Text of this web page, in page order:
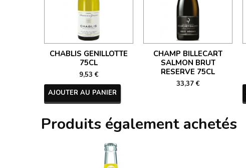
CHABLIS GENILLOTTE
75CL
9,53 €
AJOUTER AU PANIER
CHAMP BILLECART
SALMON BRUT
RESERVE 75CL
33,37 €
Produits également achetés